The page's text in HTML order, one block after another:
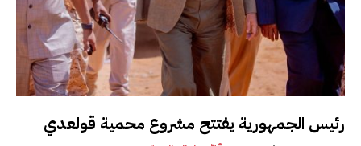
رئيس الجمهورية يفتتح مشروع محمية قولعدي